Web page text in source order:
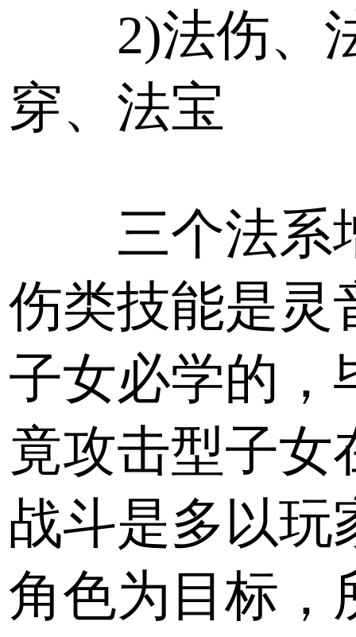
2)法伤、
穿、法宝
三个法系
伤类技能是灵
子女必学的，
竟攻击型子女
战斗是多以玩
角色为目标，